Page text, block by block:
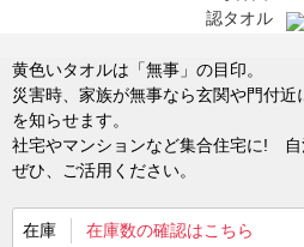
黄色いタオルは「無事」の目印。
災害時、家族が無事なら玄関や門付
を知らせます。
社宅やマンションなど集合住宅に! 自
ぜひ、ご活用ください。
在庫 在庫数の確認はこちら